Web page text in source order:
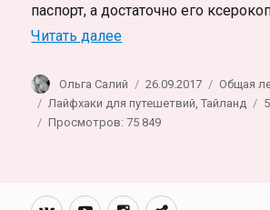
паспорт, а достаточно его
Читать далее«Байк в Тайланде.
Автор
Ольга Салий Опубликовано
26.09.2017 Рубрики
Общая
Метки
Лайфхаки для путешетвий ,Тайланд
Просмотров: 75 849